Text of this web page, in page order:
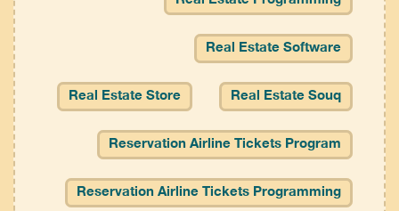
Real Estate Software
Real Estate Souq
Real Estate Store
Reservation Airline Tickets Program
Reservation Airline Tickets Programming